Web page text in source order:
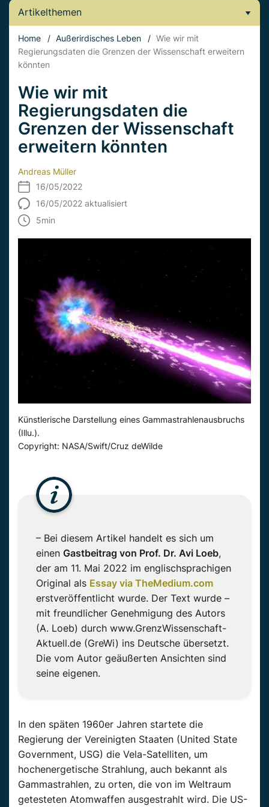
Artikelthemen
Home / Außerirdisches Leben / Wie wir mit
Regierungsdaten die Grenzen der Wissenschaft erweitern
könnten
Wie wir mit
Regierungsdaten die
Grenzen der Wissenschaft
erweitern könnten
Andreas Müller
16/05/2022
16/05/2022 aktualisiert
5min
Künstlerische Darstellung eines Gammastrahlenausbruchs
(Illu.).
Copyright: NASA/Swift/Cruz deWilde
– Bei diesem Artikel handelt es sich um
einen Gastbeitrag von Prof. Dr. Avi Loeb,
der am 11. Mai 2022 im englischsprachigen
Original als Essay via TheMedium.com
erstveröffentlicht wurde. Der Text wurde –
mit freundlicher Genehmigung des Autors
(A. Loeb) durch www.GrenzWissenschaft-
Aktuell.de (GreWi) ins Deutsche übersetzt.
Die vom Autor geäußerten Ansichten sind
seine eigenen.
In den späten 1960er Jahren startete die
Regierung der Vereinigten Staaten (United State
Government, USG) die Vela-Satelliten, um
hochenergetische Strahlung, auch bekannt als
Gammastrahlen, zu orten, die von im Weltraum
getesteten Atomwaffen ausgestrahlt wird. Die US-